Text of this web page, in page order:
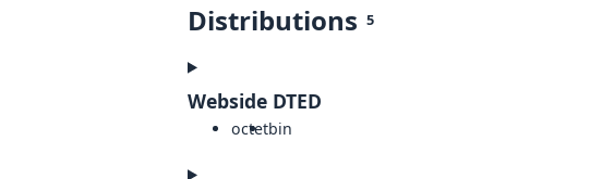
Distributions 5
Webside DTED
octetbin